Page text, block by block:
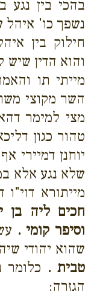
בהכי בין נגע
נשפך כו'
חילוק בין
והוא הדין
מייתי תו
השר מקוצי
מצי למימר
טהור כגון
יוחנן דמיירי
שלא נגע אלא
מייתורא
חכים ליה בן
וסיפר קומי .
שהוא יהודי
טבית . כלומר
הגזרה: